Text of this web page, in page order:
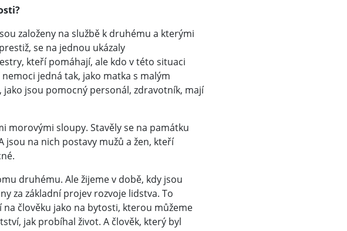
založeny na službě k druhému a kterými
se na jednou ukázaly
kteří pomáhají, ale kdo v této situaci
jedná tak, jako matka s malým
jako jsou pomocný personál, zdravotník, mají
morovými sloupy. Stavěly se na památku
na nich postavy mužů a žen, kteří
druhému. Ale žijeme v době, kdy jsou
za základní projev rozvoje lidstva. To
člověku jako na bytosti, kterou můžeme
jak probíhal život. A člověk, který byl